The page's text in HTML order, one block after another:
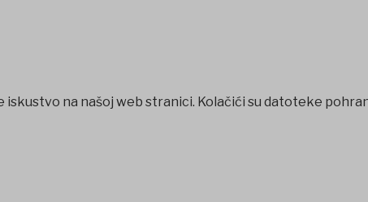
na našoj web stranici. Kolačići su datoteke